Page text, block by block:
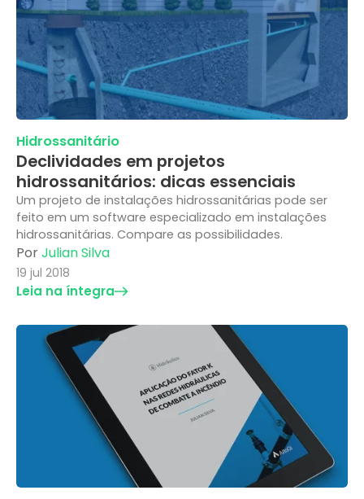
Hidrossanitário
Declividades em projetos
hidrossanitários: dicas essenciais
Um projeto de instalações hidrossanitárias pode ser
feito em um software especializado em instalações
hidrossanitárias. Compare as possibilidades.
PorJulian Silva
19 jul 2018
Leia na íntegra